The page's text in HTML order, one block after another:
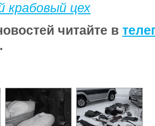
крабовый цех
читайте в
.